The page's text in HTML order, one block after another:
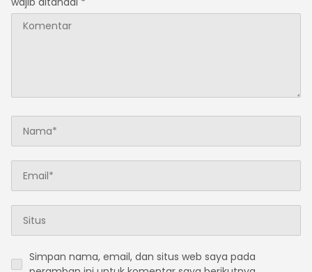
Simpan nama, email, dan situs web saya pada